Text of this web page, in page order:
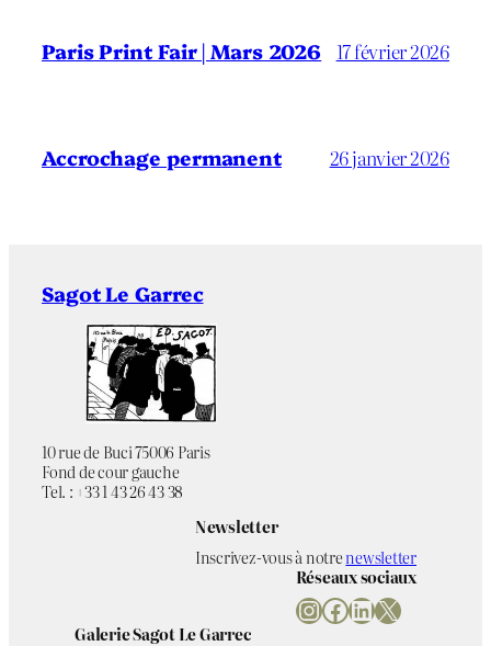
Paris Print Fair | Mars 2026 17 février 2026
Accrochage permanent 26 janvier 2026
Sagot Le Garrec
10 rue de Buci 75006 Paris
Fond de cour gauche
Tel. : +33 1 43 26 43 38
Newsletter
Inscrivez-vous à notrenewsletter
Réseaux sociaux
InstagramFacebook LinkedIn X
Galerie Sagot Le Garrec